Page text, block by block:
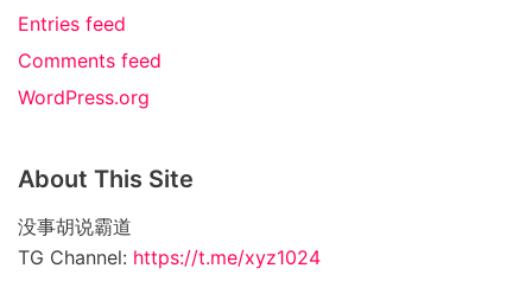
Entries feed
Comments feed
WordPress.org
About This Site
没事胡说霸道
TG Channel: https://t.me/xyz1024